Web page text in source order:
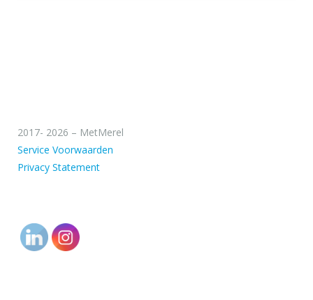
2017- 2026 – MetMerel
Service Voorwaarden
Privacy Statement